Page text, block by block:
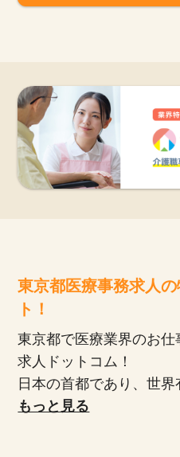
運営会社
東京都医療事務求人
ト！
東京都で医療業界のお
求人ドットコム！
日本の首都であり、世
都。交通網が発達してお
もっと見る